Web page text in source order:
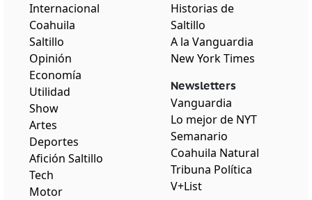
Internacional
Coahuila
Saltillo
Opinión
Economía
Utilidad
Show
Artes
Deportes
Afición Saltillo
Tech
Motor
Historias de
Saltillo
A la Vanguardia
New York Times
Newsletters
Vanguardia
Lo mejor de NYT
Semanario
Coahuila Natural
Tribuna Política
V+List